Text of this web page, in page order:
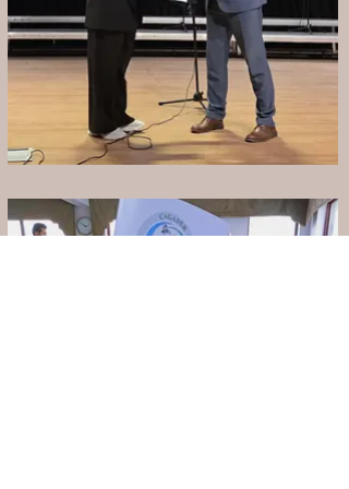
2026 Yılı "ÇOMÜ Müzik